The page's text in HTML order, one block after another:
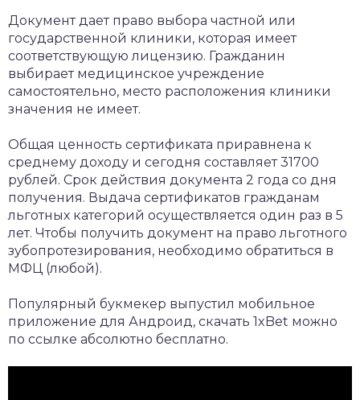
Документ дает право выбора частной или
государственной клиники, которая имеет
соответствующую лицензию. Гражданин
выбирает медицинское учреждение
самостоятельно, место расположения клиники
значения не имеет.
Общая ценность сертификата приравнена к
среднему доходу и сегодня составляет 31700
рублей. Срок действия документа 2 года со дня
получения. Выдача сертификатов гражданам
льготных категорий осуществляется один раз в 5
лет. Чтобы получить документ на право льготного
зубопротезирования, необходимо обратиться в
МФЦ (любой).
Популярный букмекер выпустил мобильное
приложение для Андроид, скачать 1xBet можно
по ссылке абсолютно бесплатно.